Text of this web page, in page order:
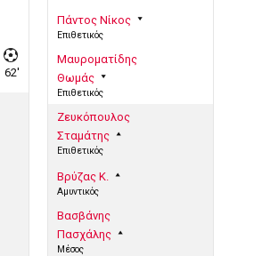
62'
Πάντος Νίκος
Επιθετικός
Μαυροματίδης
Θωμάς
Επιθετικός
Ζευκόπουλος
Σταμάτης
Επιθετικός
Βρύζας Κ.
Αμυντικός
Βασβάνης
Πασχάλης
Μέσος